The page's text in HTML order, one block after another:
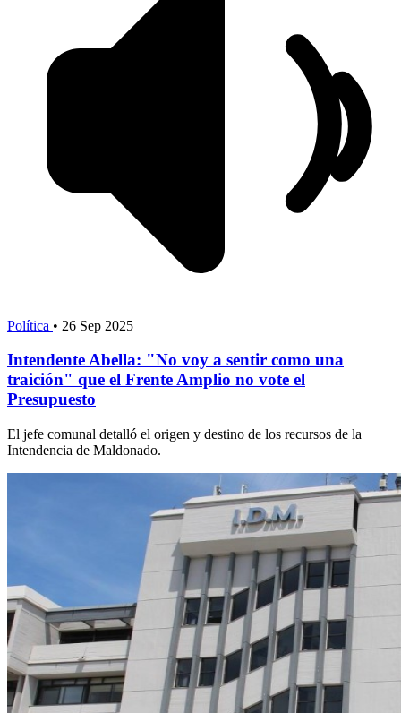
Política • 26 Sep 2025
Intendente Abella: "No voy a sentir como una
traición" que el Frente Amplio no vote el
Presupuesto
El jefe comunal detalló el origen y destino de los recursos de la
Intendencia de Maldonado.